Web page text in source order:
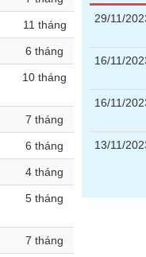
11 tháng
6 tháng
10 tháng
7 tháng
6 tháng
4 tháng
5 tháng
7 tháng
29/11/
16/11/
16/11/
13/11/